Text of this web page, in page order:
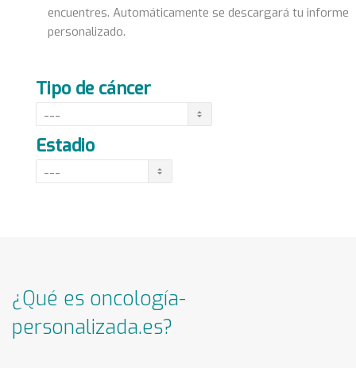
encuentres. Automáticamente se descargará tu informe
personalizado.
Tipo de cáncer
Estadio
¿Qué es oncología-
personalizada.es?